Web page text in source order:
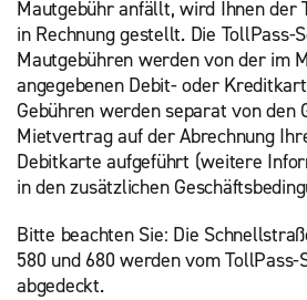
Mautgebühr anfällt, wird Ihnen der
in Rechnung gestellt. Die TollPass-
Mautgebühren werden von der im
angegebenen Debit- oder
Gebühren werden separat von den
Mietvertrag auf der Abrechnung
Debitkarte aufgeführt (weitere
in den zusätzlichen
Bitte beachten Sie: Die
580 und 680 werden vom TollPass-
abgedeckt.